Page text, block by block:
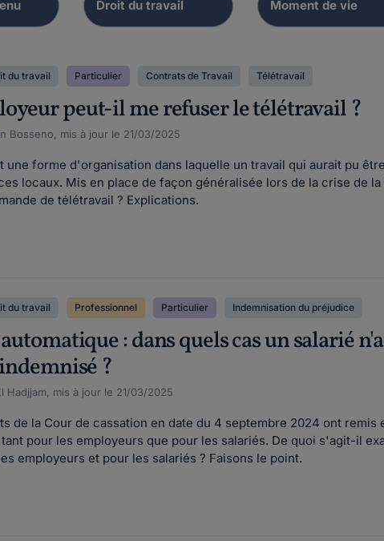
du travail Particulier Contrats de Travail Télétravail
peut-il me refuser le télétravail ?
Bosseno, mis à jour le 21/03/2025
une forme d'organisation dans laquelle un travail qui aurait pu
locaux. Mis en place de façon généralisée lors de la crise de
de télétravail ? Explications.
du travail Professionnel Particulier Indemnisation du préjudice
: dans quels cas un salarié
?
Hadjjam, mis à jour le 21/03/2025
de la Cour de cassation en date du 4 septembre 2024 ont
pour les employeurs que pour les salariés. De quoi s'agit-il
employeurs et pour les salariés ? Faisons le point.